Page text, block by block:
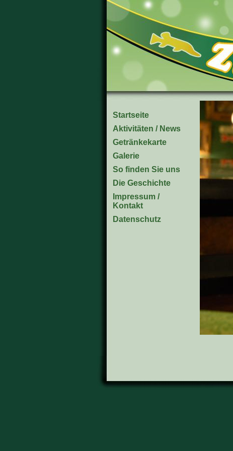
Startseite
Aktivitäten / News
Getränkekarte
Galerie
So finden Sie uns
Die Geschichte
Impressum /
Kontakt
Datenschutz